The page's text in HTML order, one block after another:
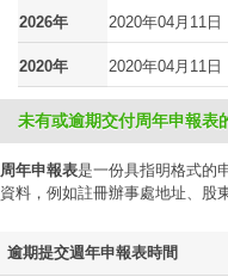
2026年 2020年04月11日
2020年 2020年04月11日
未有或逾期交付周年申報表
周年申報表是一份具指明格式的
資料，例如註冊辦事處地址、股
逾期提交週年申報表時間